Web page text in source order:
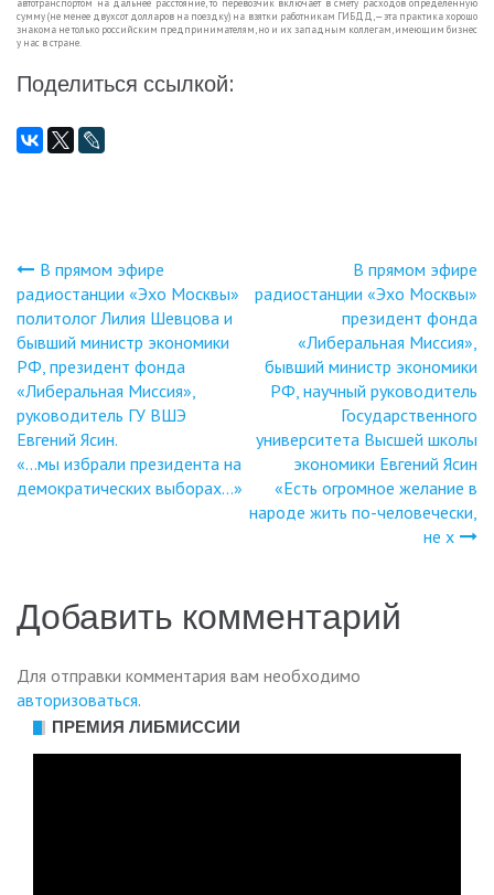
автотранспортом на дальнее расстояние, то перевозчик включает в смету расходов определенную
сумму (не менее двухсот долларов на поездку) на взятки работникам ГИБДД, — эта практика хорошо
знакома не только российским предпринимателям, но и их западным коллегам, имеющим бизнес
у нас в стране.
Поделиться ссылкой:
Навигация
по
записям
В прямом эфире
радиостанции «Эхо Москвы»
политолог Лилия Шевцова и
бывший министр экономики
РФ, президент фонда
«Либеральная Миссия»,
руководитель ГУ ВШЭ
Евгений Ясин.
«…мы избрали президента на
демократических выборах…»
В прямом эфире
радиостанции «Эхо Москвы»
президент фонда
«Либеральная Миссия»,
бывший министр экономики
РФ, научный руководитель
Государственного
университета Высшей школы
экономики Евгений Ясин
«Есть огромное желание в
народе жить по-человечески,
не х
Добавить комментарий
Для отправки комментария вам необходимо
авторизоваться.
ПРЕМИЯ ЛИБМИССИИ